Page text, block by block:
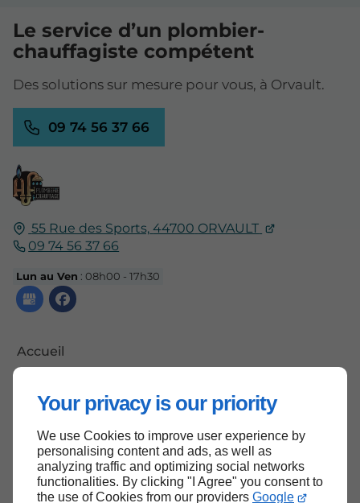
Your privacy is our priority
We use Cookies to improve user experience by
personalising content and ads, as well as
analyzing traffic and optimizing social networks
functionalities. By clicking "I Agree" you consent to
the use of Cookies from our providers Google
55 Rue des Sports, 44700 ORVAULT
09 74 56 37 66
Lun au Ven : 08h00 - 17h30
Accueil
Mentions légales
Plan du site
Le service d’un plombier-
chauffagiste compétent
Des solutions sur mesure pour vous, à Orvault.
09 74 56 37 66
Haut de page